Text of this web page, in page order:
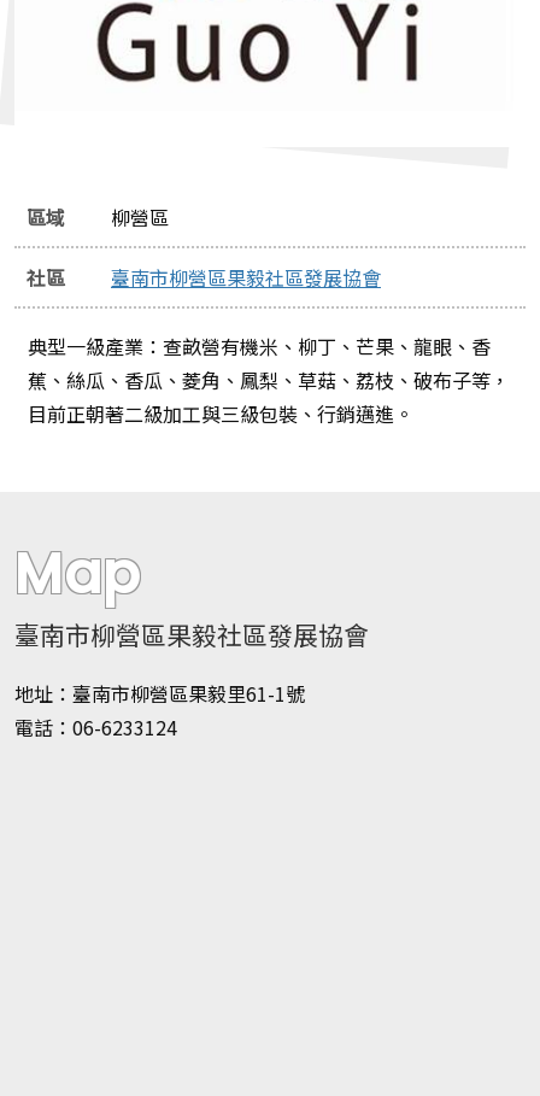
區域 柳營區
社區 臺南市柳營區果毅社區發展協會
典型一級產業：查畝營有機米、柳丁、芒果、龍眼、香
蕉、絲瓜、香瓜、菱角、鳳梨、草菇、荔枝、破布子等，
目前正朝著二級加工與三級包裝、行銷邁進。
Map
臺南市柳營區果毅社區發展協會
地址：臺南市柳營區果毅里61-1號
電話：06-6233124